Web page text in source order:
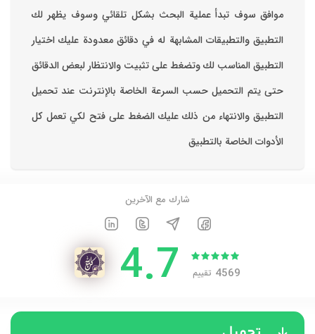
موافق ‏سوف تبدأ عملية البحث بشكل تلقائي وسوف يظهر لك
التطبيق والتطبيقات المشابهة له في دقائق معدودة ‏عليك اختيار
التطبيق المناسب لك وتضغط على تثبيت والانتظار لبعض الدقائق
حتى يتم التحميل حسب السرعة الخاصة بالإنترنت ‏عند تحميل
التطبيق والانتهاء من ذلك عليك الضغط على فتح لكي تعمل كل
الأدوات الخاصة بالتطبيق
شارك مع الآخرين
4569 تقييم 4.7